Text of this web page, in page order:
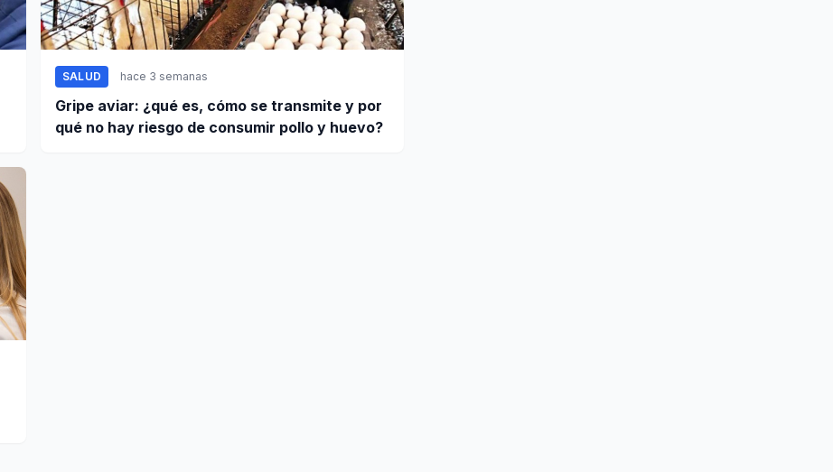
SALUD hace 3 semanas
Gripe aviar: ¿qué es, cómo se transmite y por
qué no hay riesgo de consumir pollo y huevo?